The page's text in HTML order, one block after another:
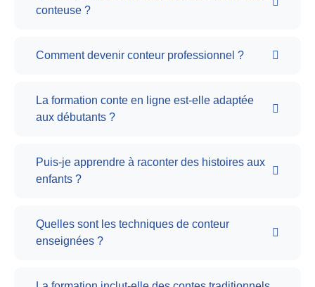
conteuse ?
Comment devenir conteur professionnel ?
La formation conte en ligne est-elle adaptée
aux débutants ?
Puis-je apprendre à raconter des histoires aux
enfants ?
Quelles sont les techniques de conteur
enseignées ?